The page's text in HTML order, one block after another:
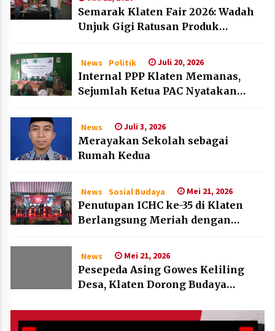
Semarak Klaten Fair 2026: Wadah
Unjuk Gigi Ratusan Produk
News Politik Juli 20, 2026
Internal PPP Klaten Memanas,
Sejumlah Ketua PAC Nyatakan
News Juli 3, 2026
Merayakan Sekolah sebagai
Rumah Kedua
News Sosial Budaya Mei 21, 2026
Penutupan ICHC ke-35 di Klaten
Berlangsung Meriah dengan
Jerman
News Mei 21, 2026
Pesepeda Asing Gowes Keliling
Desa, Klaten Dorong Budaya
Fest 2026